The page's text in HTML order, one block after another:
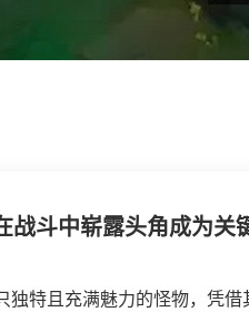
战斗中崭露头角成为关
独特且充满魅力的怪物，凭